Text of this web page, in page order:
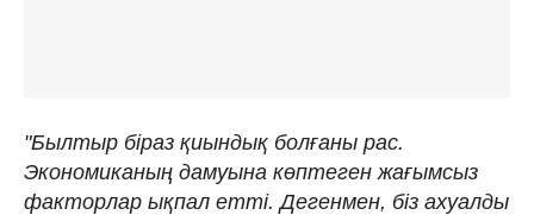
"Былтыр біраз қиындық болғаны рас.
Экономиканың дамуына көптеген жағымсыз
факторлар ықпал етті. Дегенмен, біз ахуалды